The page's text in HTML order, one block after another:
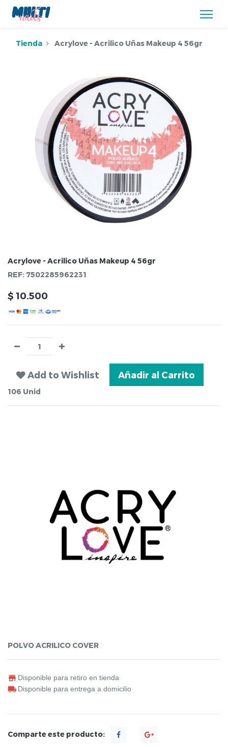
Tienda Acrylove - Acrilico Uñas Makeup 4 56gr
Acrylove - Acrilico Uñas Makeup 4 56gr
REF: 7502285962231
$ 10.500
Add to Wishlist Añadir al Carrito
106 Unid
POLVO ACRILICO COVER
Disponible para retiro en tienda
Disponible para entrega a domicilio
Comparte este producto: